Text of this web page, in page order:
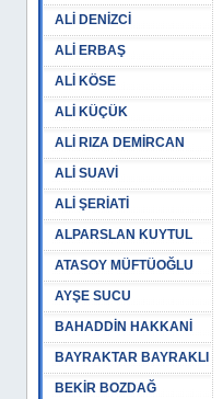
ALİ DENİZCİ
ALİ ERBAŞ
ALİ KÖSE
ALİ KÜÇÜK
ALİ RIZA DEMİRCAN
ALİ SUAVİ
ALİ ŞERİATİ
ALPARSLAN KUYTUL
ATASOY MÜFTÜOĞLU
AYŞE SUCU
BAHADDİN HAKKANİ
BAYRAKTAR BAYRAKLI
BEKİR BOZDAĞ